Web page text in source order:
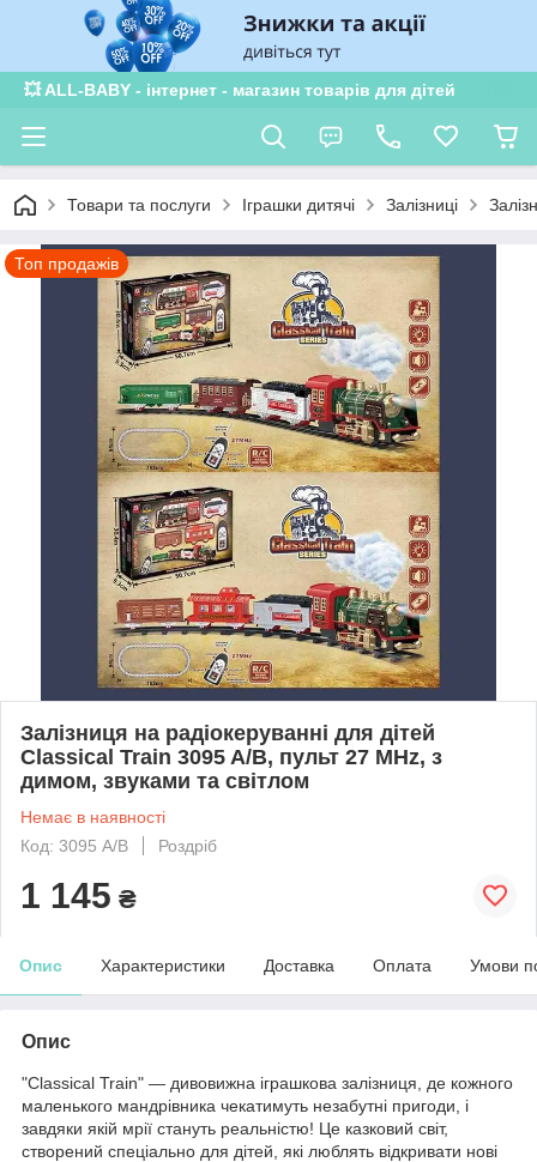
💥 ALL-BABY - інтернет - магазин товарів для дітей
Товари та послуги Іграшки дитячі Залізниці
Топ продажів
Залізниця на радіокеруванні для дітей
Classical Train 3095 A/B, пульт 27 MHz, з
димом, звуками та світлом
Немає в наявності
Код: 3095 A/B
Роздріб
1 145 ₴
Опис Характеристики Доставка Оплата Умови
Опис
"Classical Train" — дивовижна іграшкова залізниця, де кожного
маленького мандрівника чекатимуть незабутні пригоди, і
завдяки якій мрії стануть реальністю! Це казковий світ,
створений спеціально для дітей, які люблять відкривати нові